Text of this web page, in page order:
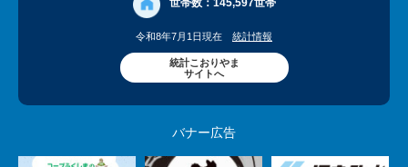
世帯数： 145,597世帯
令和8年7月1日現在 統計情報
統計こおりやま
サイトへ
バナー広告